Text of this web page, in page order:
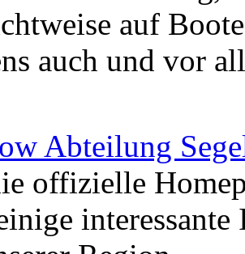
auf
auch und vor
Abteilung
offizielle